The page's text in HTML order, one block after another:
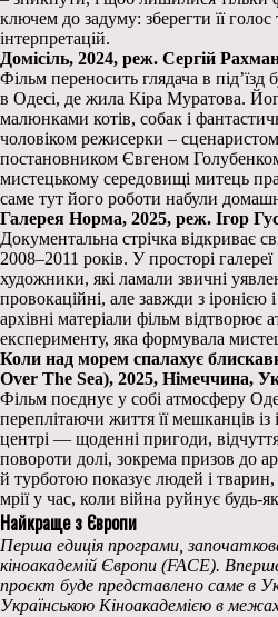
ключем до задуму: зберегти її голос
інтерпретацій.
Домісіль, 2024, реж. Сергій
Фільм переносить глядача в під’їзд
в Одесі, де жила Кіра Муратова.
малюнками котів, собак і
чоловіком режисерки –
постановником Євгеном
мистецькому середовищі митець
саме тут його роботи набули
Галерея Норма, 2025, реж. Ігор
Документальна стрічка відкриває
2008–2011 років. У просторі
художники, які ламали звичні
провокаційні, але завжди з іронією
архівні матеріали фільм відтворює
експерименту, яка формувала
Коли над морем спалахує
Over The Sea), 2025, Німеччина,
Фільм поєднує у собі атмосферу
переплітаючи життя її мешканців
центрі — щоденні пригоди, відчуття
повороти долі, зокрема призов до
й турботою показує людей і тварин,
мрії у час, коли війна руйнує будь-
Найкраще з Європи
Перша едиція програми,
кіноакадемій Європи (FACE).
проєкт буде представлено саме в
Українською Кіноакадемією в